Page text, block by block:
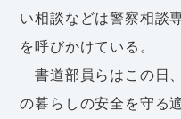
い相談などは警察相談
を呼びかけている。
書道部員らはこの日
の暮らしの安全を守る